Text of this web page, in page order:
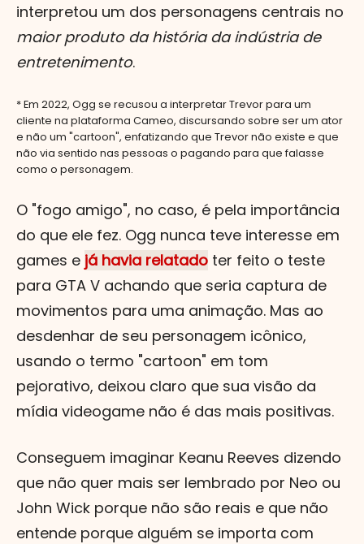
interpretou um dos personagens centrais no
maior produto da história da indústria de
entretenimento.
* Em 2022, Ogg se recusou a interpretar Trevor para um
cliente na plataforma Cameo, discursando sobre ser um ator
e não um "cartoon", enfatizando que Trevor não existe e que
não via sentido nas pessoas o pagando para que falasse
como o personagem.
O "fogo amigo", no caso, é pela importância
do que ele fez. Ogg nunca teve interesse em
games e já havia relatado ter feito o teste
para GTA V achando que seria captura de
movimentos para uma animação. Mas ao
desdenhar de seu personagem icônico,
usando o termo "cartoon" em tom
pejorativo, deixou claro que sua visão da
mídia videogame não é das mais positivas.
Conseguem imaginar Keanu Reeves dizendo
que não quer mais ser lembrado por Neo ou
John Wick porque não são reais e que não
entende porque alguém se importa com